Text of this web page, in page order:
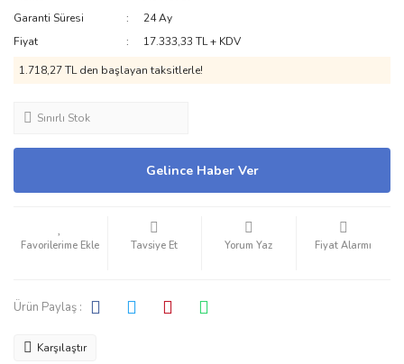
Garanti Süresi
24 Ay
Fiyat
17.333,33 TL + KDV
1.718,27 TL den başlayan taksitlerle!
Sınırlı Stok
Gelince Haber Ver
Tavsiye Et Yorum Yaz Fiyat Alarmı
Ürün Paylaş :
Karşılaştır